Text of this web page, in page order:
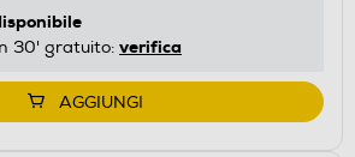
30' gratuito: verifica
AGGIUNGI